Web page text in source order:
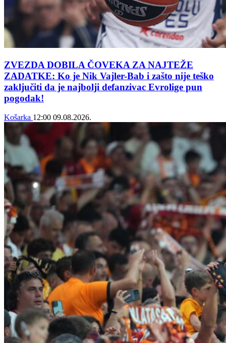
ZVEZDA DOBILA ČOVEKA ZA NAJTEŽE
ZADATKE: Ko je Nik Vajler-Bab i zašto nije teško
zaključiti da je najbolji defanzivac Evrolige pun
pogodak!
Košarka 12:00 09.08.2026.